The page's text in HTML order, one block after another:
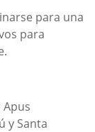
para una
para
y Santa